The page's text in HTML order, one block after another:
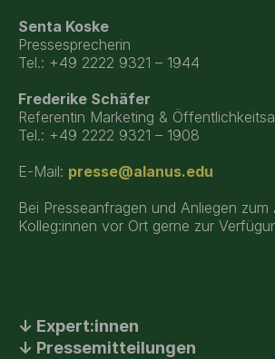
Senta Koske
Pressesprecherin
Tel.: +49 2222 9321 – 1944
Frederike Schäfer
Referentin Marketing &
Tel.: +49 2222 9321 – 1908
E-Mail: presse@alanus.edu
Bei Presseanfragen und Anliegen
Kolleg:innen vor Ort gerne zur
Expert:innen
Pressemitteilungen